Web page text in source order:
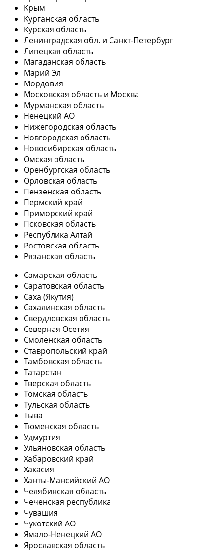
Крым
Курганская область
Курская область
Ленинградская обл. и Санкт-Петербург
Липецкая область
Магаданская область
Марий Эл
Мордовия
Московская область и Москва
Мурманская область
Ненецкий АО
Нижегородская область
Новгородская область
Новосибирская область
Омская область
Оренбургская область
Орловская область
Пензенская область
Пермский край
Приморский край
Псковская область
Республика Алтай
Ростовская область
Рязанская область
Самарская область
Саратовская область
Саха (Якутия)
Сахалинская область
Свердловская область
Северная Осетия
Смоленская область
Ставропольский край
Тамбовская область
Татарстан
Тверская область
Томская область
Тульская область
Тыва
Тюменская область
Удмуртия
Ульяновская область
Хабаровский край
Хакасия
Ханты-Мансийский АО
Челябинская область
Чеченская республика
Чувашия
Чукотский АО
Ямало-Ненецкий АО
Ярославская область